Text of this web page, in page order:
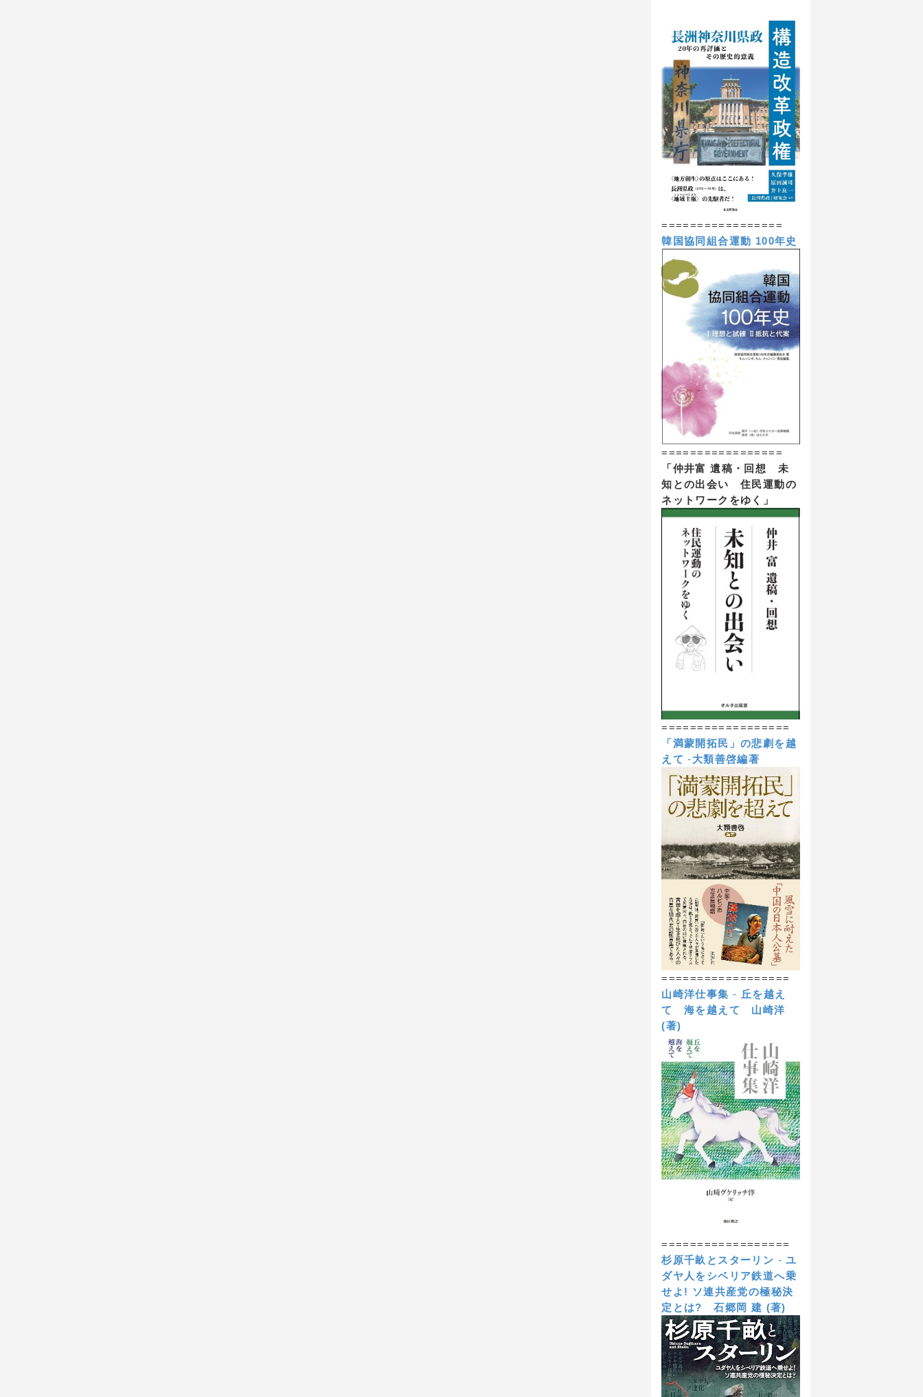
=================
韓国協同組合運動 100年史
=================
「仲井富 遺稿・回想 未
知との出会い 住民運動の
ネットワークをゆく」
==================
「満蒙開拓民」の悲劇を越
えて -大類善啓編著
==================
山崎洋仕事集 - 丘を越え
て 海を越えて
山崎洋
(著)
==================
杉原千畝とスターリン -ユ
ダヤ人をシベリア鉄道へ乗
せよ! ソ連共産党の極秘決
定とは?
石郷岡 建 (著)